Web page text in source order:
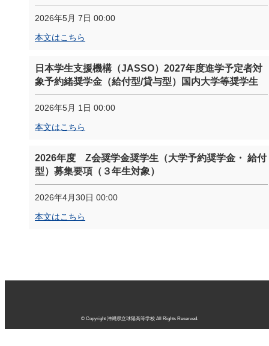
2026年5月 7日 00:00
本文はこちら
日本学生支援機構（JASSO）2027年度進学予定者対
象予約緒奨学金（給付型/貸与型）国内大学等奨学生
2026年5月 1日 00:00
本文はこちら
2026年度 Z会奨学金奨学生（大学予約奨学金・ 給付
型）募集要項（３年生対象）
2026年4月30日 00:00
本文はこちら
© Copyright 沖縄県立球陽高等学校 All Rights Reserved.